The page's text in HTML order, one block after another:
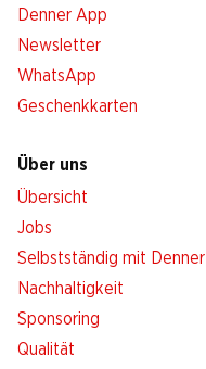
Denner App
Newsletter
WhatsApp
Geschenkkarten
Über uns
Übersicht
Jobs
Selbstständig mit Denner
Nachhaltigkeit
Sponsoring
Qualität